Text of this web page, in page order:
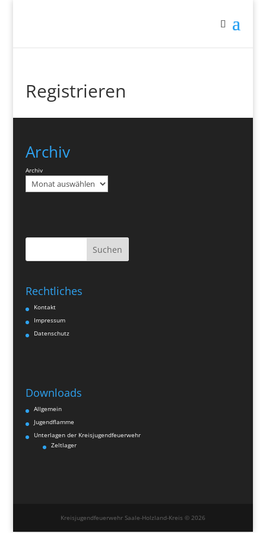
Registrieren
Archiv
Archiv
Suchen
Rechtliches
Kontakt
Impressum
Datenschutz
Downloads
Allgemein
Jugendflamme
Unterlagen der Kreisjugendfeuerwehr
Zeltlager
Kreisjugendfeuerwehr Saale-Holzland-Kreis © 2026